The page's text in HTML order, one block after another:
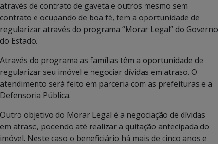
através de contrato de gaveta e outros mesmo sem
contrato e ocupando de boa fé, tem a oportunidade de
regularizar através do programa “Morar Legal” do Governo
do Estado.
Através do programa as famílias têm a oportunidade de
regularizar seu imóvel e negociar dívidas em atraso. O
atendimento será feito em parceria com as prefeituras e a
Defensoria Pública.
Outro objetivo do Morar Legal é a negociação de dívidas
em atraso, podendo até realizar a quitação antecipada do
imóvel. Neste caso o beneficiário há mais de cinco anos e